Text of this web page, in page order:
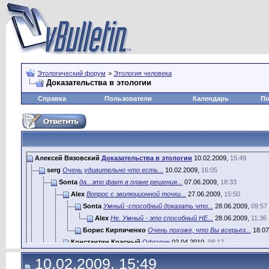
Этологический форум > Этология человека
Доказательства в этологии
Справка Пользователи Календарь
Алексей Вязовский Доказательства в этологии 10.02.2009, 15:49
serg Очень удивительно что есть... 10.02.2009, 16:05
Sonta да...это факт в плане решения... 07.06.2009, 18:33
Alex Вопрос с эволюционной точки... 27.06.2009, 15:50
Sonta Умный -способный доказать что... 28.06.2009, 09:57
Alex Не. Умный - это способный НЕ... 28.06.2009, 11:36
Борис Кирпиченко Очень похоже, что Вы всерьез...
Константин Красный Офтопик 02.04.2010, 08:17
Алексей Вязовский Потому как достаточно долгое...
Krass Ну и вопросик Вы задали.:) В...
10.02.2009, 15:49